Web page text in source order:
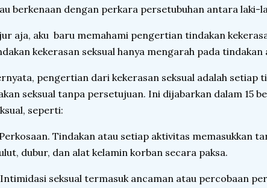
berkenaan dengan perkara persetubuhan antara laki-
aja, aku baru memahami pengertian tindakan
kekerasan seksual hanya mengarah pada
pengertian dari kekerasan seksual adalah setiap
seksual tanpa persetujuan. Ini dijabarkan dalam 15
seperti:
Tindakan atau setiap aktivitas memasukkan
dubur, dan alat kelamin korban secara paksa.
seksual termasuk ancaman atau percobaan